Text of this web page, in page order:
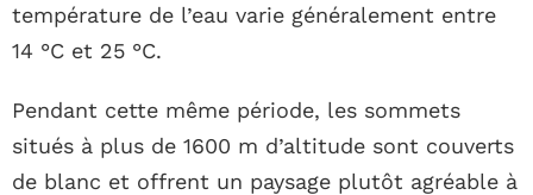
température de l’eau varie généralement entre
14 °C et 25 °C.
Pendant cette même période, les sommets
situés à plus de 1600 m d’altitude sont couverts
de blanc et offrent un paysage plutôt agréable à